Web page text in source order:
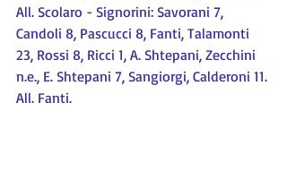
All. Scolaro - Signorini: Savorani 7,
Candoli 8, Pascucci 8, Fanti, Talamonti
23, Rossi 8, Ricci 1, A. Shtepani, Zecchini
n.e., E. Shtepani 7, Sangiorgi, Calderoni 11.
All. Fanti.